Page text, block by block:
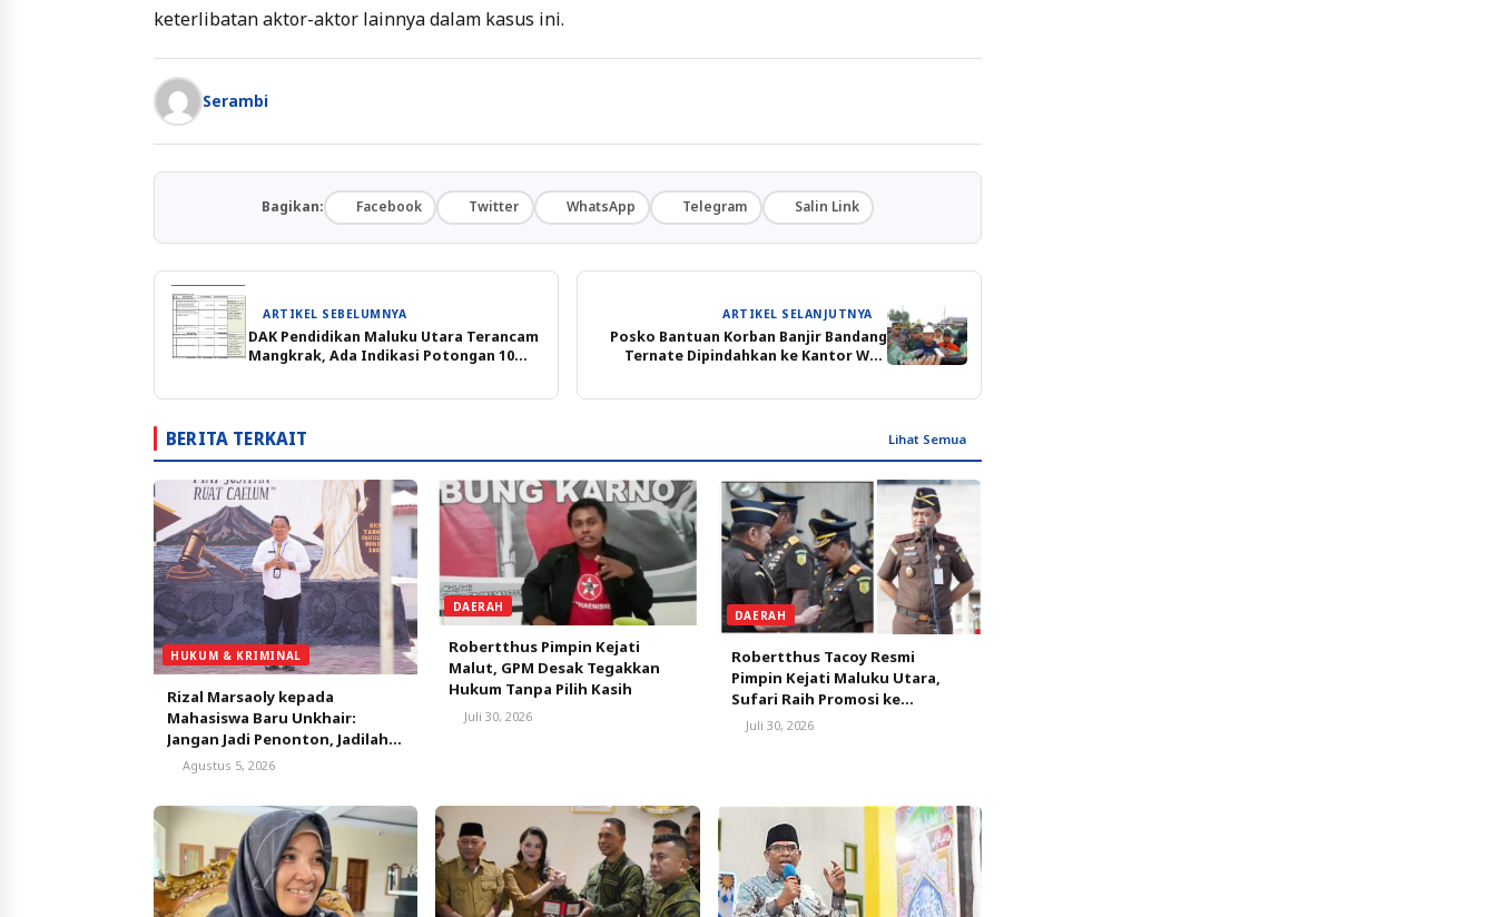
keterlibatan aktor-aktor lainnya dalam kasus ini.
Serambi
Bagikan: Facebook Twitter WhatsApp Telegram Salin Link
ARTIKEL SEBELUMNYA
DAK Pendidikan Maluku Utara Terancam
Mangkrak, Ada Indikasi Potongan 10
ARTIKEL SELANJUTNYA
Posko Bantuan Korban Banjir Bandang
Ternate Dipindahkan ke Kantor Wali
BERITA TERKAIT Lihat Semua
HUKUM & KRIMINAL
Rizal Marsaoly kepada
Mahasiswa Baru Unkhair:
Jangan Jadi Penonton, Jadilah
Penggerak Masa Depan
Agustus 5, 2026
DAERAH
Robertthus Pimpin Kejati
Malut, GPM Desak Tegakkan
Hukum Tanpa Pilih Kasih
Juli 30, 2026
DAERAH
Robertthus Tacoy Resmi
Pimpin Kejati Maluku Utara,
Sufari Raih Promosi ke
Kejaksaan Agung
Juli 30, 2026